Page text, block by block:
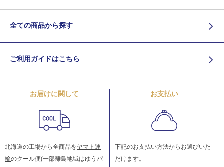
全ての商品から探す
ご利用ガイドはこちら
お届けに関して
北海道の工場から全商品をヤマト運
輸のクール便(一部離島地域はゆうパ
お支払い
下記のお支払い方法からお選びいた
だけます。